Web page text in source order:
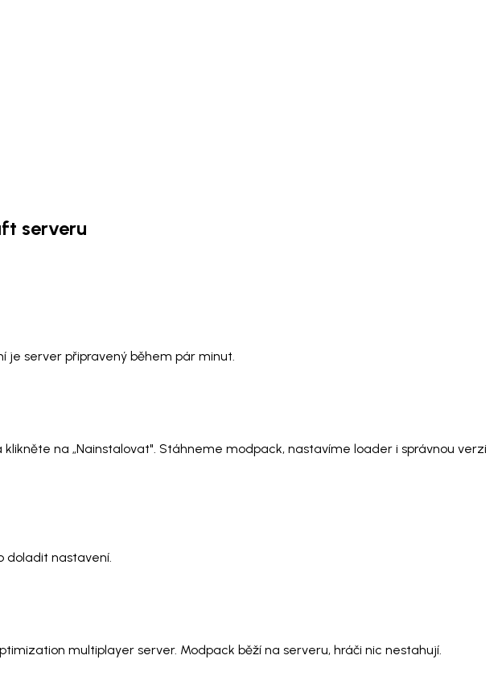
serveru
je server připravený během pár minut.
na „Nainstalovat". Stáhneme modpack, nastavíme loader i správnou verzi
doladit nastavení.
multiplayer server. Modpack běží na serveru, hráči nic nestahují.